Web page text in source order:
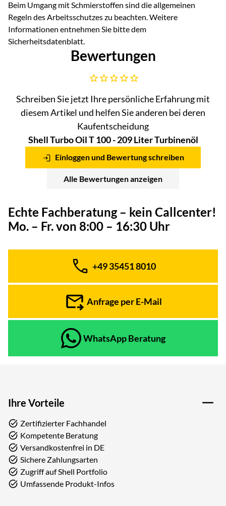
Beim Umgang mit Schmierstoffen sind die allgemeinen
Regeln des Arbeitsschutzes zu beachten. Weitere
Informationen entnehmen Sie bitte dem
Sicherheitsdatenblatt.
Bewertungen
Noch keine Bewertungen abgegeben
Schreiben Sie jetzt Ihre persönliche Erfahrung mit
diesem Artikel und helfen Sie anderen bei deren
Kaufentscheidung
Shell Turbo Oil T 100 - 209 Liter Turbinenöl
Einloggen und Bewertung schreiben
Alle Bewertungen anzeigen
Echte Fachberatung – kein Callcenter!
Mo. – Fr. von 8:00 – 16:30 Uhr
Telefon:
+49 35451 8010
Anfrage per E-Mail
WhatsApp Beratung
Ihre Vorteile
Zertifizierter Fachhandel
Kompetente Beratung
Versandkostenfrei in DE
Sichere Zahlungsarten
Zugriff auf Shell Portfolio
Umfassende Produkt-Infos